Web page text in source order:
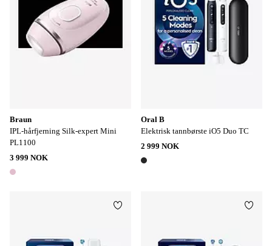
Braun
IPL-hårfjerning Silk-expert Mini
PL1100
3 999 NOK
1 farge
Oral B
Elektrisk tannbørste iO5 Duo TC
2 999 NOK
1 farge
Legg til favoritter